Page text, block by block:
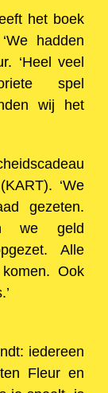
het boek
hadden
‘Heel veel
spel
wij het
‘We
gezeten.
we geld
Alle
Ook
iedereen
Fleur en